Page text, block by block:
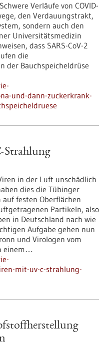
Verläufe von COVID-
den Verdauungstrakt,
sondern auch den
Universitätsmedizin
dass SARS-CoV-2
die
der Bauchspeicheldrüse
und-dann-zuckerkrank-
Strahlung
in der Luft unschädlich
dies die Tübinger
auf festen Oberflächen
Partikeln, also
in Deutschland nach wie
Aufgabe gehen nun
und Virologen vom
einem…
mit-uv-c-strahlung-